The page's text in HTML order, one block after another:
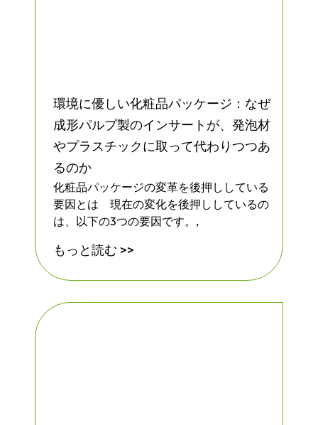
環境に優しい化粧品パッケージ：なぜ
成形パルプ製のインサートが、発泡材
やプラスチックに取って代わりつつあ
るのか
化粧品パッケージの変革を後押ししている
要因とは 現在の変化を後押ししているの
は、以下の3つの要因です。,
もっと読む >>